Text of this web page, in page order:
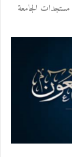
مستجدات الجامعة